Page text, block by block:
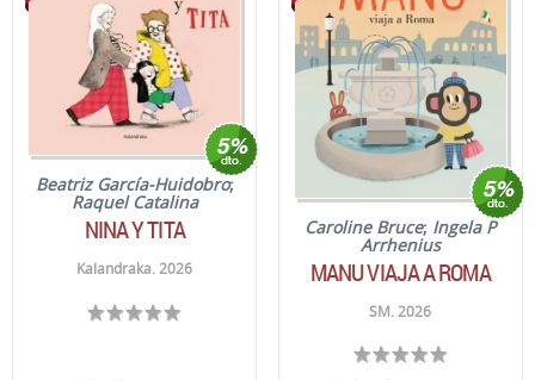
Beatriz García-Huidobro;
Raquel Catalina
NINA Y TITA
Kalandraka. 2026
Caroline Bruce; Ingela P
Arrhenius
MANU VIAJA A ROMA
SM. 2026